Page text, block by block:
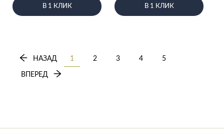
В 1 КЛИК В 1 КЛИК
НАЗАД 1 2 3 4 5
ВПЕРЕД